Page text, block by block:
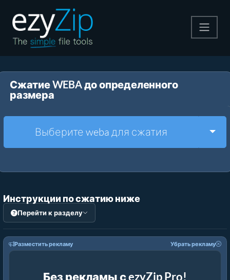
Pаспаковывайте
Другие инструменты
Сжатие WEBA до определенного
размера
Выберите weba для сжатия
Инструкции по сжатию ниже
Перейти к разделу
Разместить рекламу Убрать рекламу
Без рекламы с ezyZip Pro!